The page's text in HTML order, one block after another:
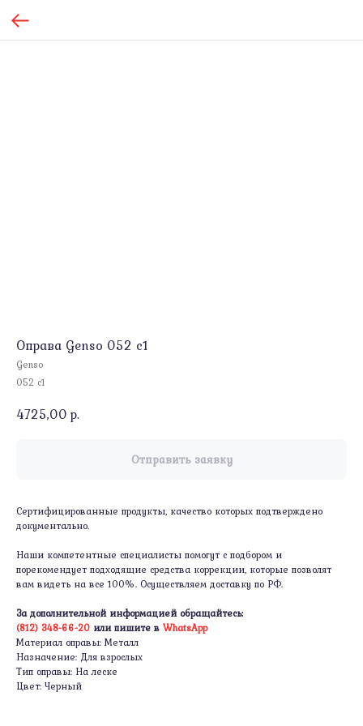
Оправа Genso 052 c1
Genso
052 c1
4725,00 р.
Отправить заявку
Сертифицированные продукты, качество которых подтверждено
документально.
Наши компетентные специалисты помогут с подбором и
порекомендует подходящие средства коррекции, которые позволят
вам видеть на все 100%. Осуществляем доставку по РФ.
За дополнительной информацией обращайтесь:
(812) 348-66-20 или пишите в WhatsApp
Материал оправы: Металл
Назначение: Для взрослых
Тип оправы: На леске
Цвет: Черный